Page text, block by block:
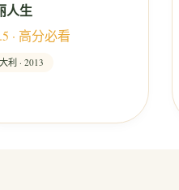
人生
· 高分必看
利 · 2013